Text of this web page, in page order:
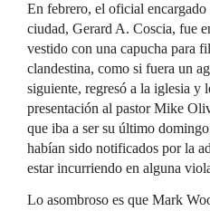
En febrero, el oficial
ciudad, Gerard A. Coscia, fue
vestido con una capucha para
clandestina, como si fuera un
siguiente, regresó a la iglesia y
presentación al pastor Mike
que iba a ser su último
habían sido notificados por la
estar incurriendo en alguna
Lo asombroso es que Mark